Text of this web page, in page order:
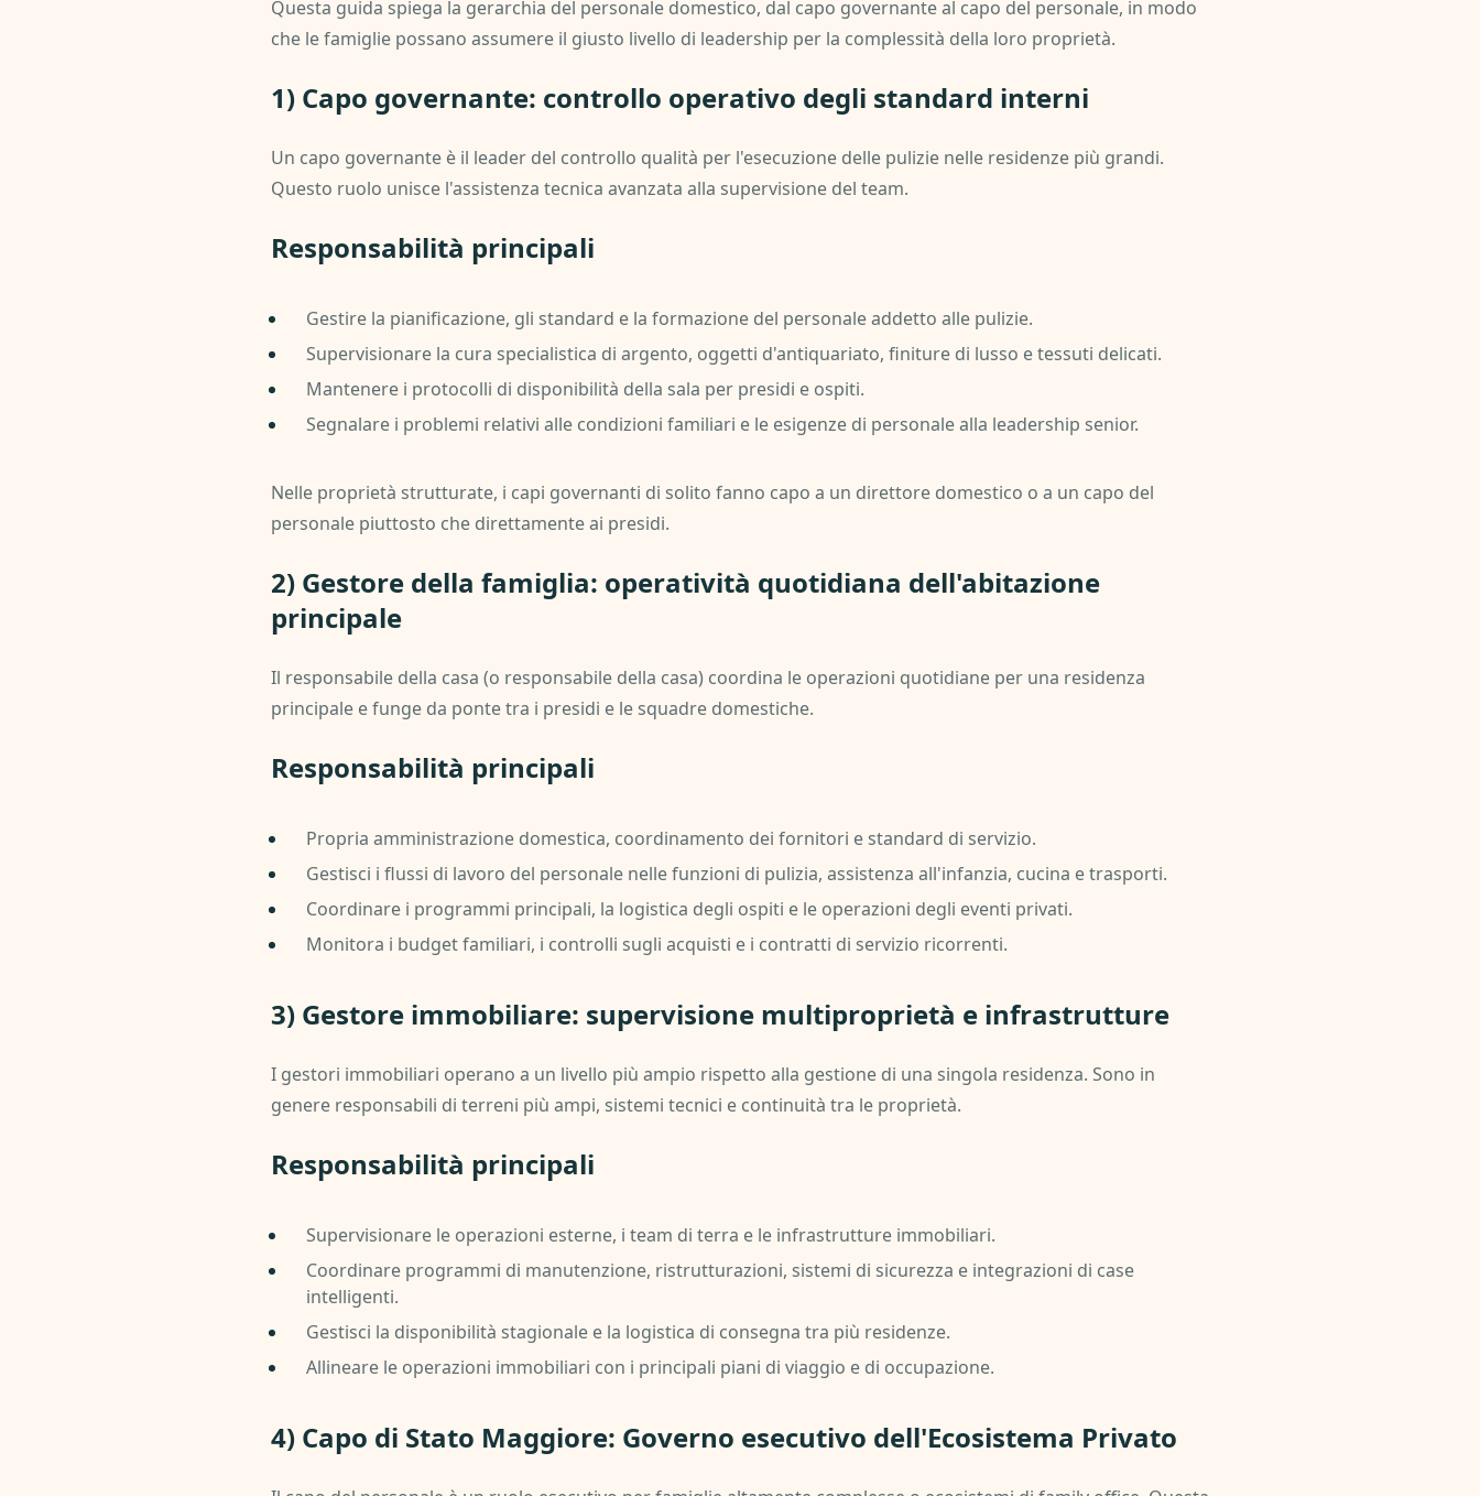
Questa guida spiega la gerarchia del personale domestico, dal capo governante al capo del personale, in modo
che le famiglie possano assumere il giusto livello di leadership per la complessità della loro proprietà.
1) Capo governante: controllo operativo degli standard interni
Un capo governante è il leader del controllo qualità per l'esecuzione delle pulizie nelle residenze più grandi.
Questo ruolo unisce l'assistenza tecnica avanzata alla supervisione del team.
Responsabilità principali
Gestire la pianificazione, gli standard e la formazione del personale addetto alle pulizie.
Supervisionare la cura specialistica di argento, oggetti d'antiquariato, finiture di lusso e tessuti delicati.
Mantenere i protocolli di disponibilità della sala per presidi e ospiti.
Segnalare i problemi relativi alle condizioni familiari e le esigenze di personale alla leadership senior.
Nelle proprietà strutturate, i capi governanti di solito fanno capo a un direttore domestico o a un capo del
personale piuttosto che direttamente ai presidi.
2) Gestore della famiglia: operatività quotidiana dell'abitazione
principale
Il responsabile della casa (o responsabile della casa) coordina le operazioni quotidiane per una residenza
principale e funge da ponte tra i presidi e le squadre domestiche.
Responsabilità principali
Propria amministrazione domestica, coordinamento dei fornitori e standard di servizio.
Gestisci i flussi di lavoro del personale nelle funzioni di pulizia, assistenza all'infanzia, cucina e trasporti.
Coordinare i programmi principali, la logistica degli ospiti e le operazioni degli eventi privati.
Monitora i budget familiari, i controlli sugli acquisti e i contratti di servizio ricorrenti.
3) Gestore immobiliare: supervisione multiproprietà e infrastrutture
I gestori immobiliari operano a un livello più ampio rispetto alla gestione di una singola residenza. Sono in
genere responsabili di terreni più ampi, sistemi tecnici e continuità tra le proprietà.
Responsabilità principali
Supervisionare le operazioni esterne, i team di terra e le infrastrutture immobiliari.
Coordinare programmi di manutenzione, ristrutturazioni, sistemi di sicurezza e integrazioni di case
intelligenti.
Gestisci la disponibilità stagionale e la logistica di consegna tra più residenze.
Allineare le operazioni immobiliari con i principali piani di viaggio e di occupazione.
4) Capo di Stato Maggiore: Governo esecutivo dell'Ecosistema Privato